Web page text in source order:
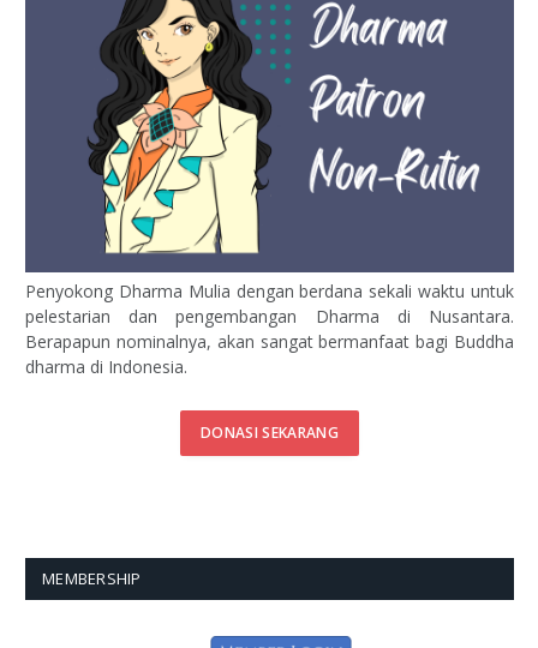
Penyokong Dharma Mulia dengan berdana sekali waktu untuk
pelestarian dan pengembangan Dharma di Nusantara.
Berapapun nominalnya, akan sangat bermanfaat bagi Buddha
dharma di Indonesia.
DONASI SEKARANG
MEMBERSHIP